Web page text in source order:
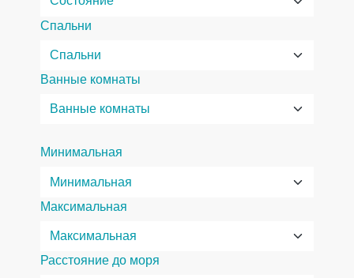
Спальни
Ванные комнаты
Минимальная
Максимальная
Расстояние до моря